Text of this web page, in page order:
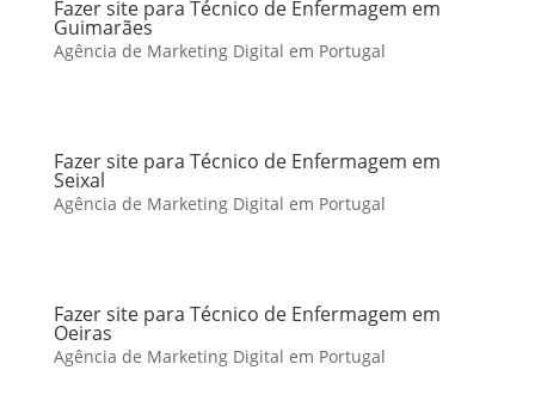
Fazer site para Técnico de Enfermagem em
Guimarães
Agência de Marketing Digital em Portugal
Fazer site para Técnico de Enfermagem em
Seixal
Agência de Marketing Digital em Portugal
Fazer site para Técnico de Enfermagem em
Oeiras
Agência de Marketing Digital em Portugal